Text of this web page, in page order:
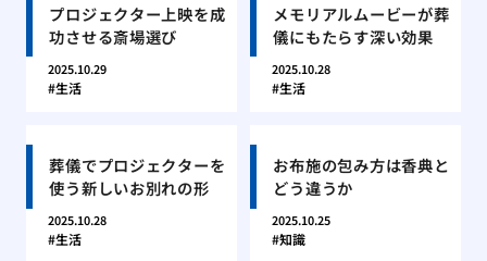
プロジェクター上映を成
功させる斎場選び
2025.10.29
生活
メモリアルムービーが葬
儀にもたらす深い効果
2025.10.28
生活
葬儀でプロジェクターを
使う新しいお別れの形
2025.10.28
生活
お布施の包み方は香典と
どう違うか
2025.10.25
知識